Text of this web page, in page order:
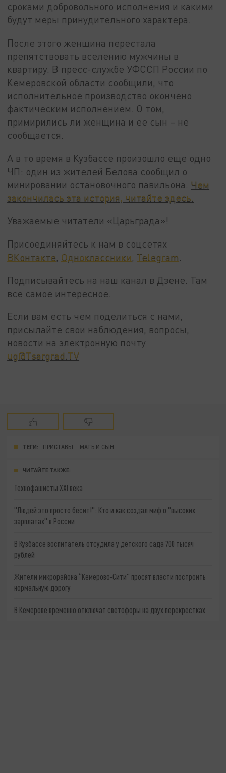
сроками добровольного исполнения и какими
будут меры принудительного характера.
После этого женщина перестала
препятствовать вселению мужчины в
квартиру. В пресс-службе УФССП России по
Кемеровской области сообщили, что
исполнительное производство окончено
фактическим исполнением. О том,
примирились ли женщина и ее сын – не
сообщается.
А в то время в Кузбассе произошло еще одно
ЧП: один из жителей Белова сообщил о
минировании остановочного павильона. Чем
закончилась эта история, читайте здесь.
Уважаемые читатели «Царьграда»!
Присоединяйтесь к нам в соцсетях
ВКонтакте, Одноклассники, Telegram
Подписывайтесь на наш канал в Дзене. Там
все самое интересное.
Если вам есть чем поделиться с нами,
присылайте свои наблюдения, вопросы,
новости на электронную почту
ug@Tsargrad.TV
ТЕГИ: ПРИСТАВЫ МАТЬ И СЫН
ЧИТАЙТЕ ТАКЖЕ:
Технофашисты XXI века
"Людей это просто бесит!": Кто и как создал миф о "высоких
зарплатах" в России
В Кузбассе воспитатель отсудила у детского сада 700 тысяч
рублей
Жители микрорайона “Кемерово-Сити” просят власти построить
нормальную дорогу
В Кемерове временно отключат светофоры на двух перекрестках